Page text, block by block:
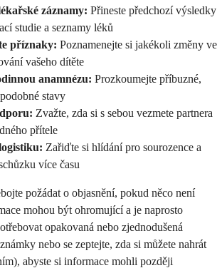
záznamy: Přineste předchozí výsledky
studie a seznamy léků
příznaky: Poznamenejte si jakékoli změny ve
vašeho dítěte
anamnézu: Prozkoumejte příbuzné,
stavy
Zvažte, zda si s sebou vezmete partnera
přítele
Zařiďte si hlídání pro sourozence a
více času
požádat o objasnění, pokud něco není
mohou být ohromující a je naprosto
opakovaná nebo zjednodušená
nebo se zeptejte, zda si můžete nahrát
abyste si informace mohli později